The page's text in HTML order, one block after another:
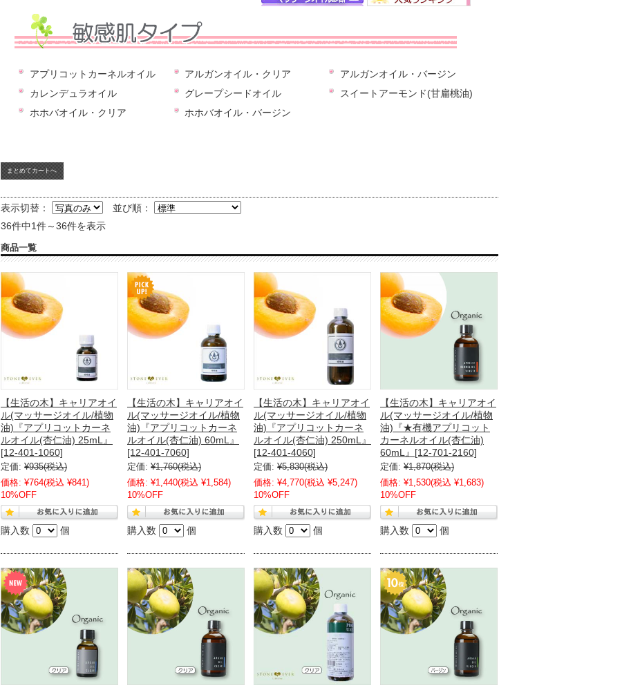
アプリコットカーネルオイル アルガンオイル・クリア
アルガンオイル・バージン
カレンデュラオイル
グレープシードオイル
スイートアーモンド(甘扁桃油)
ホホバオイル・クリア
ホホバオイル・バージン
表示切替：
並び順：
36件中1件～36件を表示
商品一覧
【生活の木】キャリアオイ
ル(マッサージオイル/植物
油)『アプリコットカーネ
ルオイル(杏仁油) 25mL』
[12-401-1060]
定価: ¥935(税込)
価格: ¥764(税込 ¥841)
10%OFF
購入数 個
【生活の木】キャリアオイ
ル(マッサージオイル/植物
油)『アプリコットカーネ
ルオイル(杏仁油) 60mL』
[12-401-7060]
定価: ¥1,760(税込)
価格: ¥1,440(税込 ¥1,584)
10%OFF
購入数 個
【生活の木】キャリアオイ
ル(マッサージオイル/植物
油)『アプリコットカーネ
ルオイル(杏仁油) 250mL』
[12-401-4060]
定価: ¥5,830(税込)
価格: ¥4,770(税込 ¥5,247)
10%OFF
購入数 個
【生活の木】キャリアオイ
ル(マッサージオイル/植物
油)『★有機アプリコット
カーネルオイル(杏仁油)
60mL』[12-701-2160]
定価: ¥1,870(税込)
価格: ¥1,530(税込 ¥1,683)
10%OFF
購入数 個